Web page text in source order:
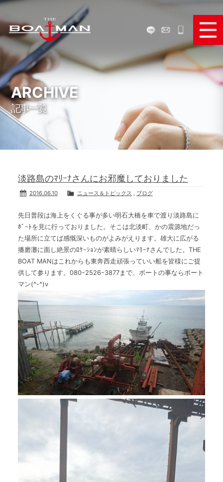
ボートで遊ぶ
ボートを買う
ボートを売る
ボートパーツ販売
お役立ち情報
メディア＆SNS
The Boat Manとは
ARCHIVE
記事一覧
淡路島のﾏﾘｰﾅさんにお邪魔しておりました
2016.06.10 ニュース＆トピックス ブログ
先日普段は海上をくぐる事が多い明石大橋を車で渡り淡路島に
ﾎﾞｰﾄを見に行っておりました。そこは北淡町、かの震源地だっ
た場所に立てば感慨深いものがよみがえります。雄大に広がる
播磨灘に面し絶景のﾛｹｰｼｮﾝが素晴らしいﾏﾘｰﾅさんでした。THE
BOAT MANはこれからも東奔西走頑張っていい船を皆様にご提
供して参ります。080ｰ2526ｰ3877まで、ボートの事ならボート
マン(^-^)v